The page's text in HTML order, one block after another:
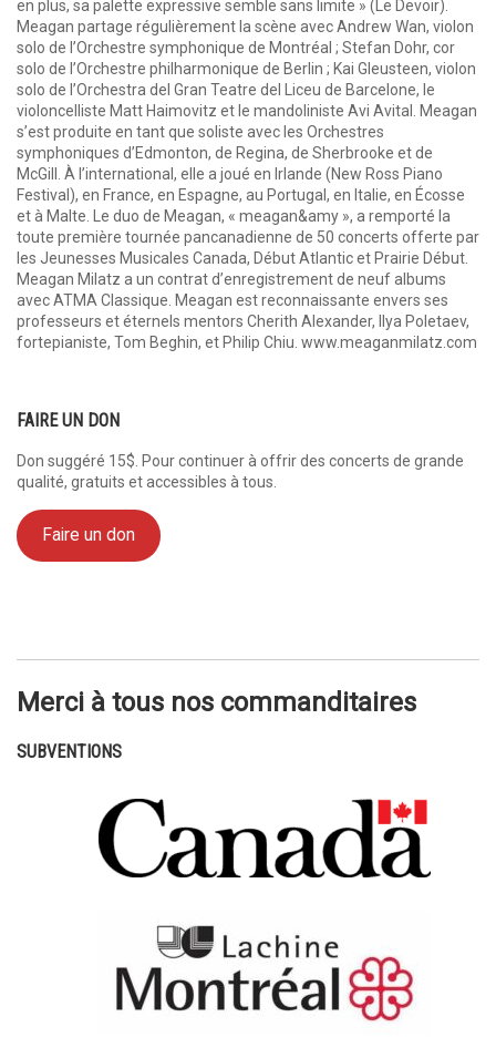
en plus, sa palette expressive semble sans limite » (Le Devoir).
Meagan partage régulièrement la scène avec Andrew Wan, violon
solo de l’Orchestre symphonique de Montréal ; Stefan Dohr, cor
solo de l’Orchestre philharmonique de Berlin ; Kai Gleusteen, violon
solo de l’Orchestra del Gran Teatre del Liceu de Barcelone, le
violoncelliste Matt Haimovitz et le mandoliniste Avi Avital. Meagan
s’est produite en tant que soliste avec les Orchestres
symphoniques d’Edmonton, de Regina, de Sherbrooke et de
McGill. À l’international, elle a joué en Irlande (New Ross Piano
Festival), en France, en Espagne, au Portugal, en Italie, en Écosse
et à Malte. Le duo de Meagan, « meagan&amy », a remporté la
toute première tournée pancanadienne de 50 concerts offerte par
les Jeunesses Musicales Canada, Début Atlantic et Prairie Début.
Meagan Milatz a un contrat d’enregistrement de neuf albums
avec ATMA Classique. Meagan est reconnaissante envers ses
professeurs et éternels mentors Cherith Alexander, Ilya Poletaev,
fortepianiste, Tom Beghin, et Philip Chiu. www.meaganmilatz.com
FAIRE UN DON
Don suggéré 15$. Pour continuer à offrir des concerts de grande
qualité, gratuits et accessibles à tous.
Faire un don
Merci à tous nos commanditaires
SUBVENTIONS